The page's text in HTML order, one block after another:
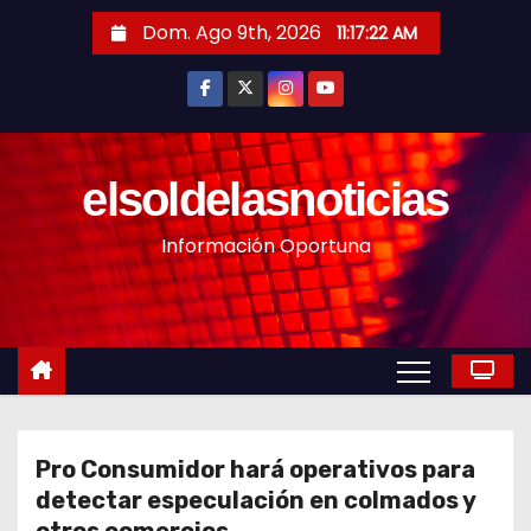
n
Dom. Ago 9th, 2026 11:17:24 AM
elsoldelasnoticias
Información Oportuna
Pro Consumidor hará operativos para
detectar especulación en colmados y